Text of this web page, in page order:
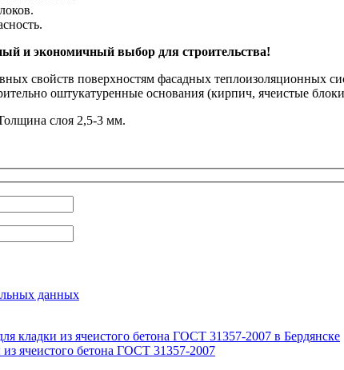
и экономичный выбор для строительства!
свойств поверхностям фасадных
оштукатуренные основания (кирпич, ячеистые
слоя 2,5-3 мм.
данных
ячеистого бетона ГОСТ 31357-2007